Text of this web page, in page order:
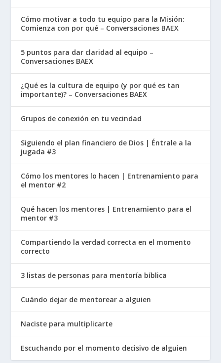
Cómo motivar a todo tu equipo para la Misión:
Comienza con por qué – Conversaciones BAEX
5 puntos para dar claridad al equipo –
Conversaciones BAEX
¿Qué es la cultura de equipo (y por qué es tan
importante)? – Conversaciones BAEX
Grupos de conexión en tu vecindad
Siguiendo el plan financiero de Dios | Éntrale a la
jugada #3
Cómo los mentores lo hacen | Entrenamiento para
el mentor #2
Qué hacen los mentores | Entrenamiento para el
mentor #3
Compartiendo la verdad correcta en el momento
correcto
3 listas de personas para mentoría bíblica
Cuándo dejar de mentorear a alguien
Naciste para multiplicarte
Escuchando por el momento decisivo de alguien